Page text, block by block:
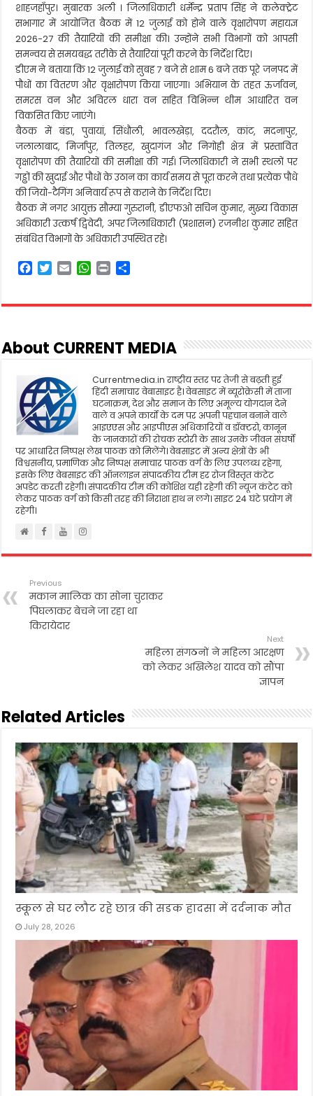
जुलाई
को
होगा
वृक्षारोपण
महायज्ञ
शाहजहाँपुर। मुबारक अली । जिलाधिकारी धर्मेन्द्र प्रताप सिंह ने कलेक्ट्रेट
सभागार में आयोजित बैठक में 12 जुलाई को होने वाले वृक्षारोपण महायज्ञ
2026-27 की तैयारियों की समीक्षा की। उन्होंने सभी विभागों को आपसी
समन्वय से समयबद्ध तरीके से तैयारियां पूरी करने के निर्देश दिए।
डीएम ने बताया कि 12 जुलाई को सुबह 7 बजे से शाम 6 बजे तक पूरे जनपद में
पौधों का वितरण और वृक्षारोपण किया जाएगा। अभियान के तहत ऊर्जावन,
समरस वन और अविरल धारा वन सहित विभिन्न थीम आधारित वन
विकसित किए जाएंगे।
बैठक में बंडा, पुवायां, सिंधौली, भावलखेड़ा, ददरौल, कांट, मदनापुर,
जलालाबाद, मिर्जापुर, तिलहर, खुदागंज और निगोही क्षेत्र में प्रस्तावित
वृक्षारोपण की तैयारियों की समीक्षा की गई। जिलाधिकारी ने सभी स्थलों पर
गड्ढों की खुदाई और पौधों के उठान का कार्य समय से पूरा करने तथा प्रत्येक पौधे
की जियो-टैगिंग अनिवार्य रूप से कराने के निर्देश दिए।
बैठक में नगर आयुक्त सौम्या गुरुरानी, डीएफओ सचिन कुमार, मुख्य विकास
अधिकारी उत्कर्ष द्विवेदी, अपर जिलाधिकारी (प्रशासन) रजनीश कुमार सहित
संबंधित विभागों के अधिकारी उपस्थित रहे।
F
e
o
T
t
r
E
i
W
t
p
P
n
r
About CURRENT MEDIA
Currentmedia.in राष्ट्रीय स्तर पर तेजी से बढ़ती हुई
हिंदी समाचार वेबासाइट है। वेबसाइट में ब्यूरोक्रेसी में ताजा
घटनाक्रम, देश और समाज के लिए अमूल्य योगदान देने
वाले व अपने कार्यो के दम पर अपनी पहचान बनाने वाले
आइएएस और आइपीएस अधिकारियों व डॉक्टरो, कानून
के जानकारों की रोचक स्टोरी के साथ उनके जीवन संघर्षो
पर आधारित निष्पक्ष लेख पाठक को मिलेंगे। वेबसाइट में अन्य क्षेत्रों के भी
विश्वसनीय, प्रमाणिक और निष्पक्ष समाचार पाठक वर्ग के लिए उपलब्ध रहेगा,
इसके लिए वेबसाइट की ऑनलाइन संपादकीय टीम हर रोज विस्तृत कंटेट
अपडेट करती रहेगी। संपादकीय टीम की कोशिश यही रहेगी की न्यूज कंटेट को
लेकर पाठक वर्ग को किसी तरह की निराशा हाथ न लगे। साइट 24 घंटे प्रयोग में
रहेगी।
Previous
मकान मालिक का सोना चुराकर
पिघलाकर बेचने जा रहा था
किरायेदार
Next
महिला संगठनों ने महिला आरक्षण
को लेकर अखिलेश यादव को सौंपा
ज्ञापन
Related Articles
स्कूल से घर लौट रहे छात्र की सडक हादसा में दर्दनाक मौत
July 28, 2026